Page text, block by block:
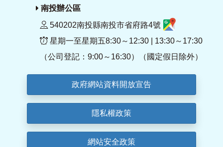
南投辦公區
540202南投縣南投市省府路4號
星期一至星期五8:30～12:30 | 13:30～17:30
（公司登記：9:00～16:30）（國定假日除外）
政府網站資料開放宣告
隱私權政策
網站安全政策